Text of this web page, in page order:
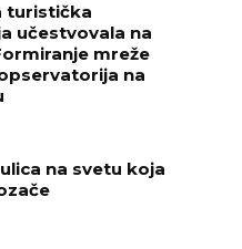
turistička
učestvovala na
mreže
na
na svetu koja